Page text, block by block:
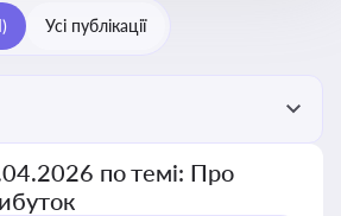
бухгалтерів і юристів
Усі публікації
по темі: Про